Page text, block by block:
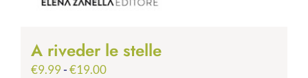
A riveder le stelle
€9.99-€19.00Fascia